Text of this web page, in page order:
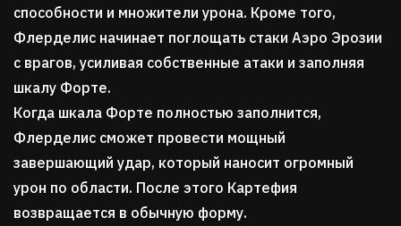
способности и множители урона. Кроме того,
Флерделис начинает поглощать стаки Аэро Эрозии
с врагов, усиливая собственные атаки и заполняя
шкалу Форте.
Когда шкала Форте полностью заполнится,
Флерделис сможет провести мощный
завершающий удар, который наносит огромный
урон по области. После этого Картефия
возвращается в обычную форму.